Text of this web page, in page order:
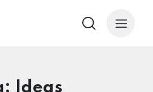
Ideas